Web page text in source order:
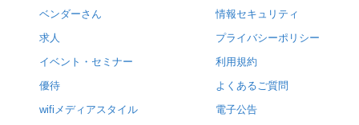
ベンダーさん
求人
イベント・セミナー
優待
wifiメディアスタイル
情報セキュリティ
プライバシーポリシー
利用規約
よくあるご質問
電子公告